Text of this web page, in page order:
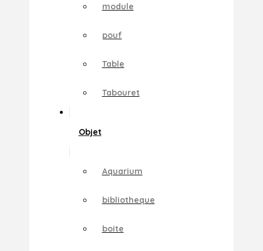
module
pouf
Table
Tabouret
Objet
Aquarium
bibliotheque
boite